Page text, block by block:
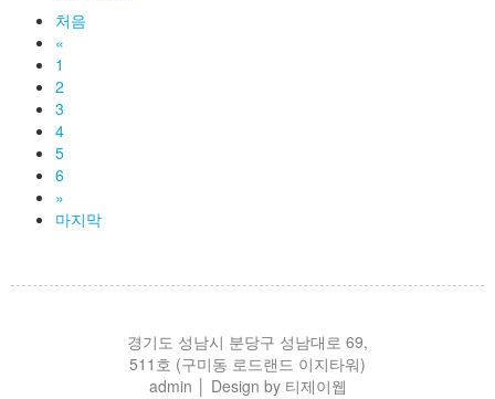
처음
«
1
2
3
4
5
6
»
마지막
경기도 성남시 분당구 성남대로 69,
511호 (구미동 로드랜드 이지타워)
admin │ Design by 티제이웹